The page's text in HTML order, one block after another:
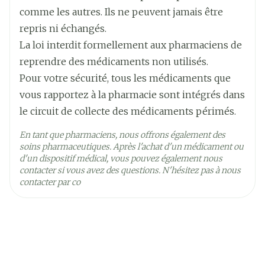
comme les autres. Ils ne peuvent jamais être
repris ni échangés.
La loi interdit formellement aux pharmaciens de
reprendre des médicaments non utilisés.
Pour votre sécurité, tous les médicaments que
vous rapportez à la pharmacie sont intégrés dans
le circuit de collecte des médicaments périmés.
En tant que pharmaciens, nous offrons également des
soins pharmaceutiques. Après l'achat d'un médicament ou
d'un dispositif médical, vous pouvez également nous
contacter si vous avez des questions. N'hésitez pas à nous
contacter par co